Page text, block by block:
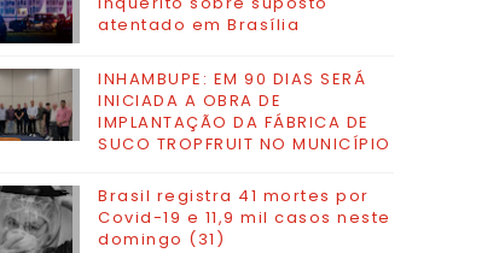
atentado em Brasília
INHAMBUPE: EM 90 DIAS SERÁ
INICIADA A OBRA DE
IMPLANTAÇÃO DA FÁBRICA DE
SUCO TROPFRUIT NO MUNICÍPIO
Brasil registra 41 mortes por
Covid-19 e 11,9 mil casos neste
domingo (31)